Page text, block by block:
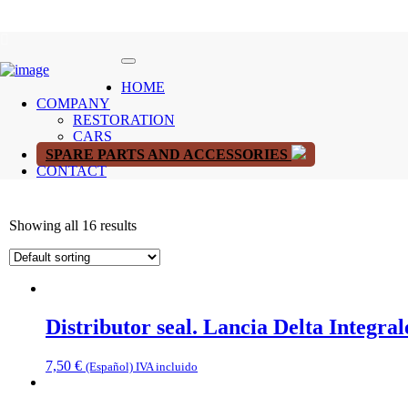
HOME
COMPANY
RESTORATION
CARS
SPARE PARTS AND ACCESSORIES
CONTACT
Showing all 16 results
Distributor seal. Lancia Delta
7,50 € (Español) IVA incluido